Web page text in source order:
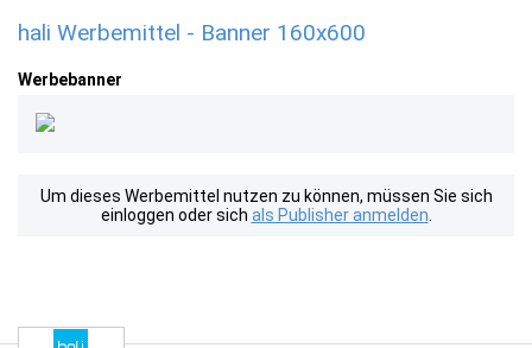
hali Werbemittel - Banner 160x600
Werbebanner
Um dieses Werbemittel nutzen zu können, müssen Sie sich
einloggen oder sich als Publisher anmelden